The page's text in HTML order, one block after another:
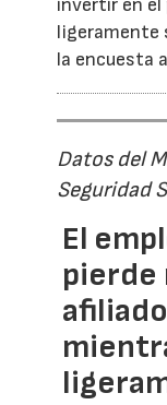
invertir en
ligeramente
la encuesta
Datos del
Seguridad
El
pierde